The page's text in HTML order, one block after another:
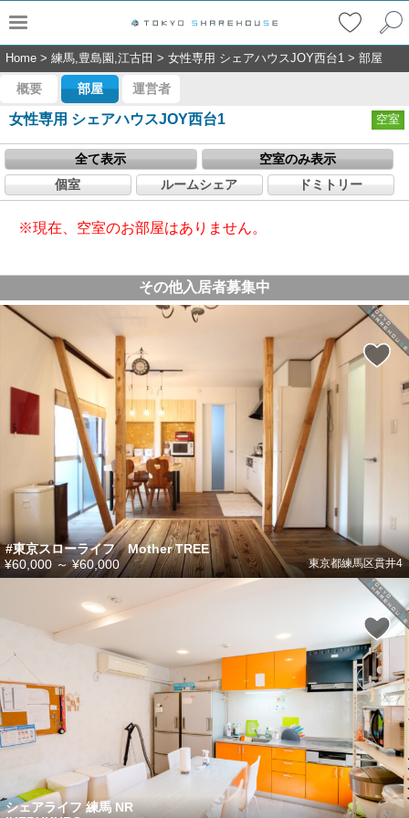
Home > 練馬,豊島園,江古田 > 女性専用 シェアハウスJOY西台1 > 部屋
概要 部屋 運営者
女性専用 シェアハウスJOY西台1 空室
全て表示
空室のみ表示
個室
ルームシェア ドミトリー
※現在、空室のお部屋はありません。
その他入居者募集中
#東京スローライフ Mother TREE
東京都練馬区貫井4
¥60,000 ～¥60,000
シェアライフ 練馬 NR